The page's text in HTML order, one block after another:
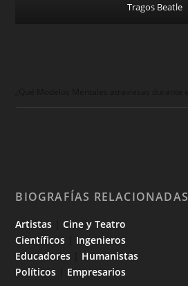
Tragos Beatle
BIOGRAFÍAS RELACIONADAS
Artistas |Cine y Teatro
Científicos
Ingenieros
Educadores
Humanistas
Políticos
Empresarios